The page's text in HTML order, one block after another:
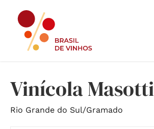
Vinícola Masotti
Rio Grande do Sul/Gramado